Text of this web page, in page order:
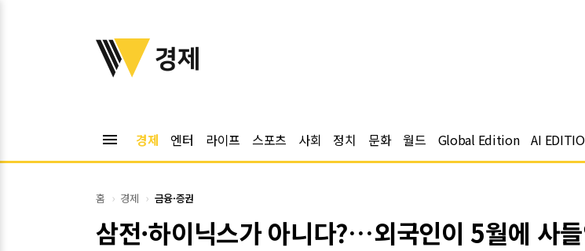
위키트리
경제
menu 경제 엔터 라이프 스포츠 사회 정치 문화 월드 Global Edition AI
홈 경제 금융·증권
삼전·하이닉스가 아니다?…외국인이 5월에 사